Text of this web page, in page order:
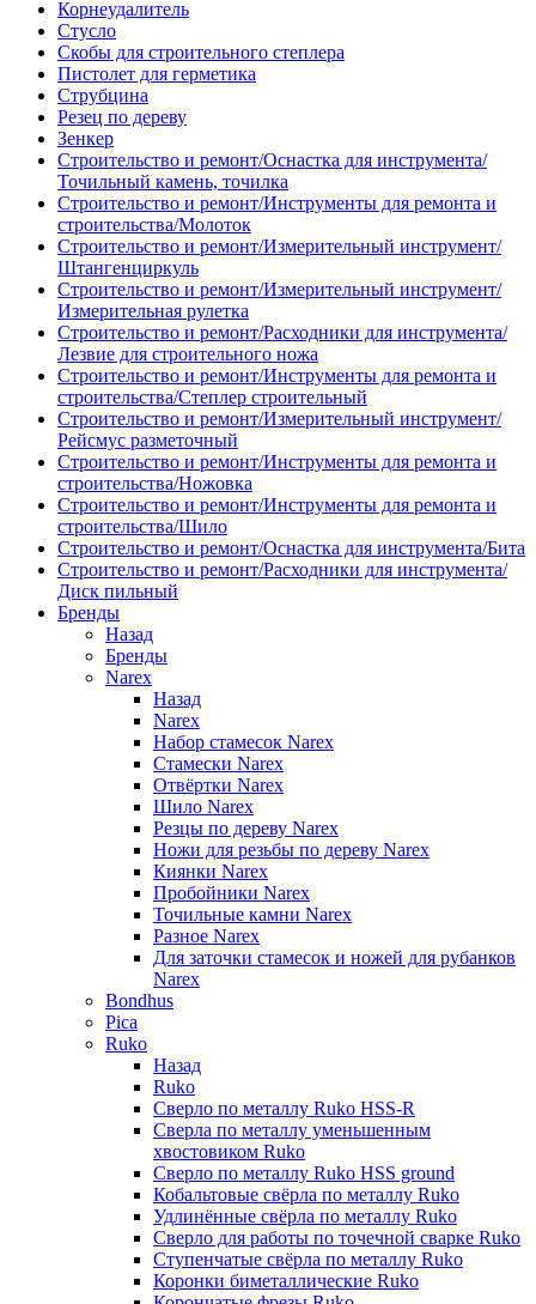
Корнеудалитель
Стусло
Скобы для строительного степлера
Пистолет для герметика
Струбцина
Резец по дереву
Зенкер
Строительство и ремонт/Оснастка для инструмента/
Точильный камень, точилка
Строительство и ремонт/Инструменты для ремонта и
строительства/Молоток
Строительство и ремонт/Измерительный инструмент/
Штангенциркуль
Строительство и ремонт/Измерительный инструмент/
Измерительная рулетка
Строительство и ремонт/Расходники для инструмента/
Лезвие для строительного ножа
Строительство и ремонт/Инструменты для ремонта и
строительства/Степлер строительный
Строительство и ремонт/Измерительный инструмент/
Рейсмус разметочный
Строительство и ремонт/Инструменты для ремонта и
строительства/Ножовка
Строительство и ремонт/Инструменты для ремонта и
строительства/Шило
Строительство и ремонт/Оснастка для инструмента/Бита
Строительство и ремонт/Расходники для инструмента/
Диск пильный
Бренды
Назад
Бренды
Narex
Назад
Narex
Набор стамесок Narex
Стамески Narex
Отвёртки Narex
Шило Narex
Резцы по дереву Narex
Ножи для резьбы по дереву Narex
Киянки Narex
Пробойники Narex
Точильные камни Narex
Разное Narex
Для заточки стамесок и ножей для рубанков
Narex
Bondhus
Pica
Ruko
Назад
Ruko
Сверло по металлу Ruko HSS-R
Сверла по металлу уменьшенным
хвостовиком Ruko
Сверло по металлу Ruko HSS ground
Кобальтовые свёрла по металлу Ruko
Удлинённые свёрла по металлу Ruko
Сверло для работы по точечной сварке Ruko
Ступенчатые свёрла по металлу Ruko
Коронки биметаллические Ruko